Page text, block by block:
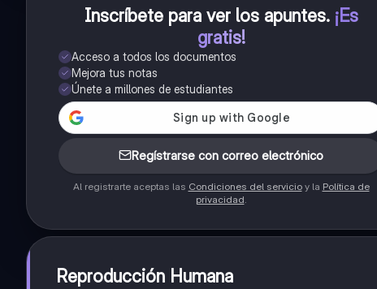
Inscríbete para ver los apuntes. ¡Es
gratis!
Acceso a todos los documentos
Mejora tus notas
Únete a millones de estudiantes
Regístrarse con correo electrónico
Al registrarte aceptas las Condiciones del servicioy la Política de
privacidad.
Reproducción Humana